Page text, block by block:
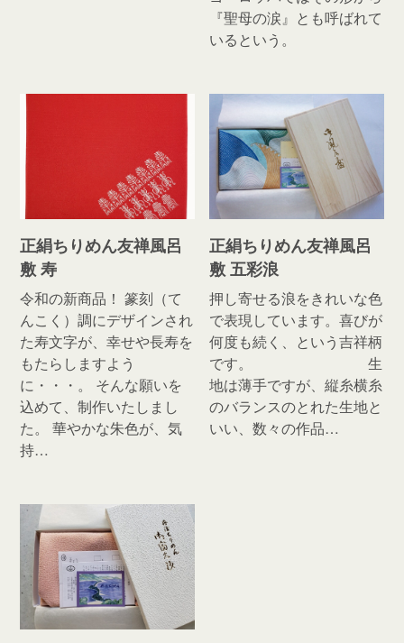
『聖母の涙』とも呼ばれて
いるという。
正絹ちりめん友禅風呂
敷 寿
令和の新商品！ 篆刻（て
んこく）調にデザインされ
た寿文字が、幸せや長寿を
もたらしますよう
に・・・。 そんな願いを
込めて、制作いたしまし
た。 華やかな朱色が、気
持…
正絹ちりめん友禅風呂
敷 五彩浪
押し寄せる浪をきれいな色
で表現しています。喜びが
何度も続く、という吉祥柄
です。 生
地は薄手ですが、縦糸横糸
のバランスのとれた生地と
いい、数々の作品…